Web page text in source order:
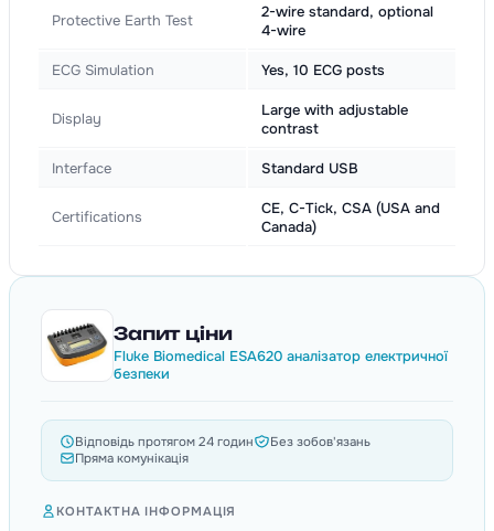
Protective Earth Test
2-wire standard, optional
4-wire
ECG Simulation Yes, 10 ECG posts
Display
Large with adjustable
contrast
Interface Standard USB
Certifications
CE, C-Tick, CSA (USA and
Canada)
Запит ціни
Fluke Biomedical ESA620 аналізатор електричної
безпеки
Відповідь протягом 24 годин
Без зобов'язань
Пряма комунікація
КОНТАКТНА ІНФОРМАЦІЯ